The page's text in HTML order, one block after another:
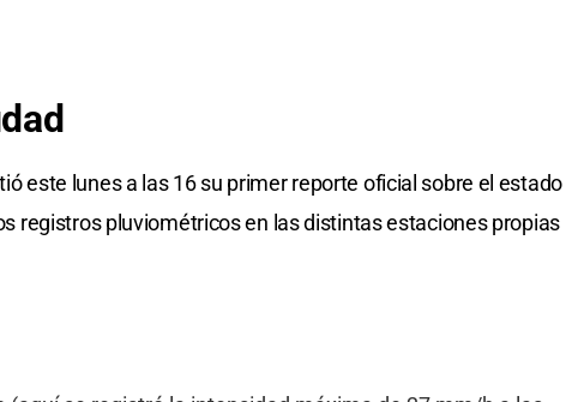
este lunes a las 16 su primer reporte oficial sobre el estado
registros pluviométricos en las distintas estaciones propias